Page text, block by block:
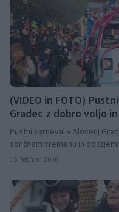
(VIDEO in FOTO)
Gradec z dobro voljo
Pustni karneval v Slovenj
sončnem vremenu in ob
zaživelo v pisanih barvah in
15. februar 2026